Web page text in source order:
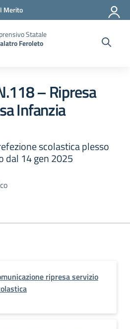
Merito
Statale
Feroleto
– Ripresa
Infanzia
scolastica plesso
dal 14 gen 2025
ripresa servizio